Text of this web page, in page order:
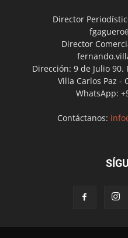
Director
Director
Dirección: 9 de Julio 90.
Villa Carlos Paz -
WhatsApp:
Contáctanos: